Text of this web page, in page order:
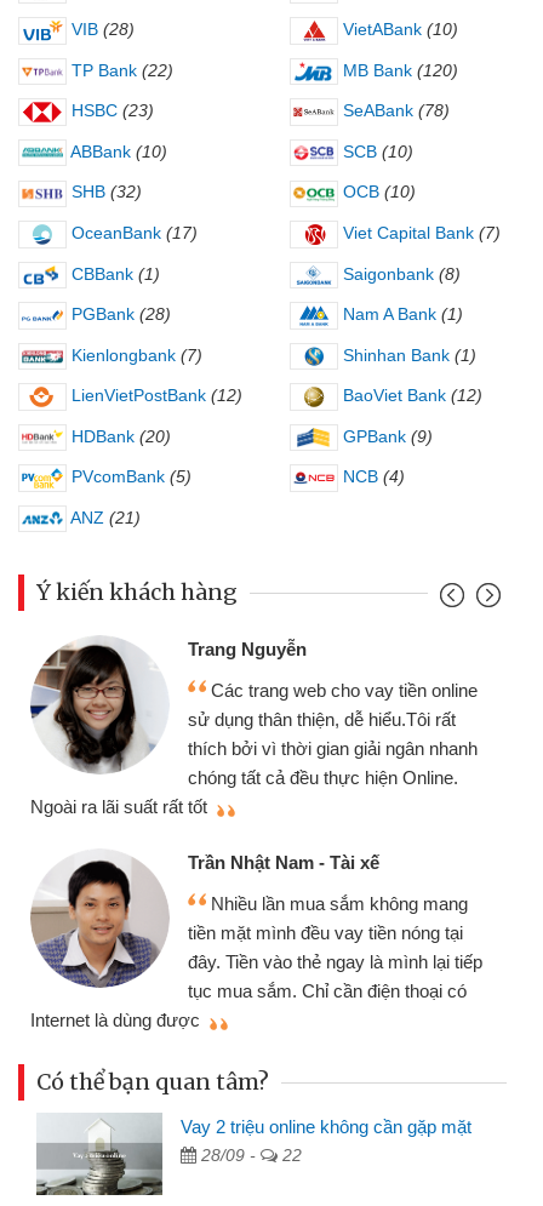
VIB (28) VietABank (10)
TP Bank (22) MB Bank (120)
HSBC (23) SeABank (78)
ABBank (10) SCB (10)
SHB (32) OCB (10)
OceanBank (17) Viet Capital Bank (7)
CBBank (1) Saigonbank (8)
PGBank (28) Nam A Bank (1)
Kienlongbank (7) Shinhan Bank (1)
LienVietPostBank (12) BaoViet Bank (12)
HDBank (20) GPBank (9)
PVcomBank (5) NCB (4)
ANZ (21)
Ý kiến khách hàng
Trang Nguyễn
Các trang web cho vay tiền online
sử dụng thân thiện, dễ hiểu.Tôi rất
thích bởi vì thời gian giải ngân nhanh
chóng tất cả đều thực hiện Online.
Ngoài ra lãi suất rất tốt
Trần Nhật Nam - Tài xế
Nhiều lần mua sắm không mang
tiền mặt mình đều vay tiền nóng tại
đây. Tiền vào thẻ ngay là mình lại tiếp
tục mua sắm. Chỉ cần điện thoại có
Internet là dùng được
Có thể bạn quan tâm?
Vay 2 triệu online không cần gặp mặt
28/09 - 22